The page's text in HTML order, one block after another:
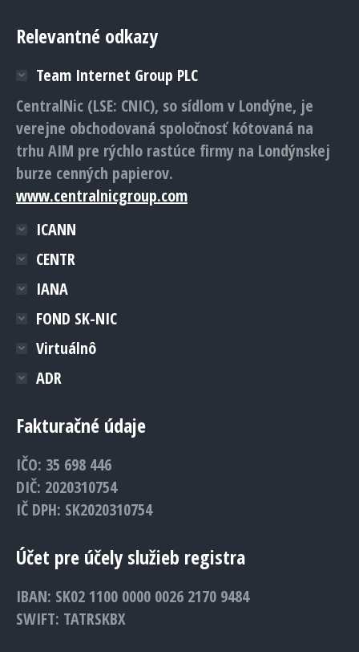
Relevantné odkazy
Team Internet Group PLC
CentralNic (LSE: CNIC), so sídlom v Londýne, je
verejne obchodovaná spoločnosť kótovaná na
trhu AIM pre rýchlo rastúce firmy na Londýnskej
burze cenných papierov.
www.centralnicgroup.com
ICANN
CENTR
IANA
FOND SK-NIC
Virtuálnô
ADR
Fakturačné údaje
IČO: 35 698 446
DIČ: 2020310754
IČ DPH: SK2020310754
Účet pre účely služieb registra
IBAN: SK02 1100 0000 0026 2170 9484
SWIFT: TATRSKBX